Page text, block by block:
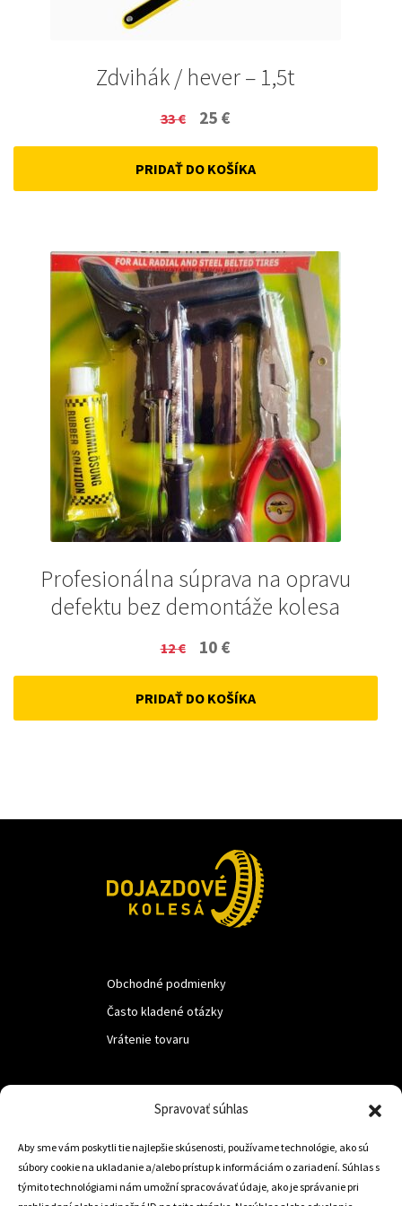
Spravovať súhlas
Aby sme vám poskytli tie najlepšie skúsenosti, používame technológie, ako sú
súbory cookie na ukladanie a/alebo prístup k informáciám o zariadení. Súhlas s
týmito technológiami nám umožní spracovávať údaje, ako je správanie pri
Zdvihák / hever – 1,5t
33€
Original
price
was:
25 €
price
is:
PRIDAŤ DO KOŠÍKA
Profesionálna súprava na opravu
defektu bez demontáže kolesa
12€
Original
price
was:
10 €
price
is:
PRIDAŤ DO KOŠÍKA
Obchodné podmienky
Často kladené otázky
Vrátenie tovaru
Trstená 02801